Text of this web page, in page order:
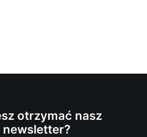
otrzymać nasz
newsletter?